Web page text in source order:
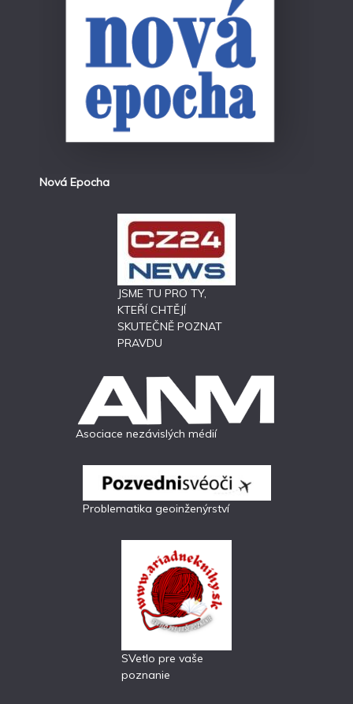
Nová Epocha
JSME TU PRO TY,
KTEŘÍ CHTĚJÍ
SKUTEČNĚ POZNAT
PRAVDU
Asociace nezávislých médií
Problematika geoinženýrství
SVetlo pre vaše
poznanie